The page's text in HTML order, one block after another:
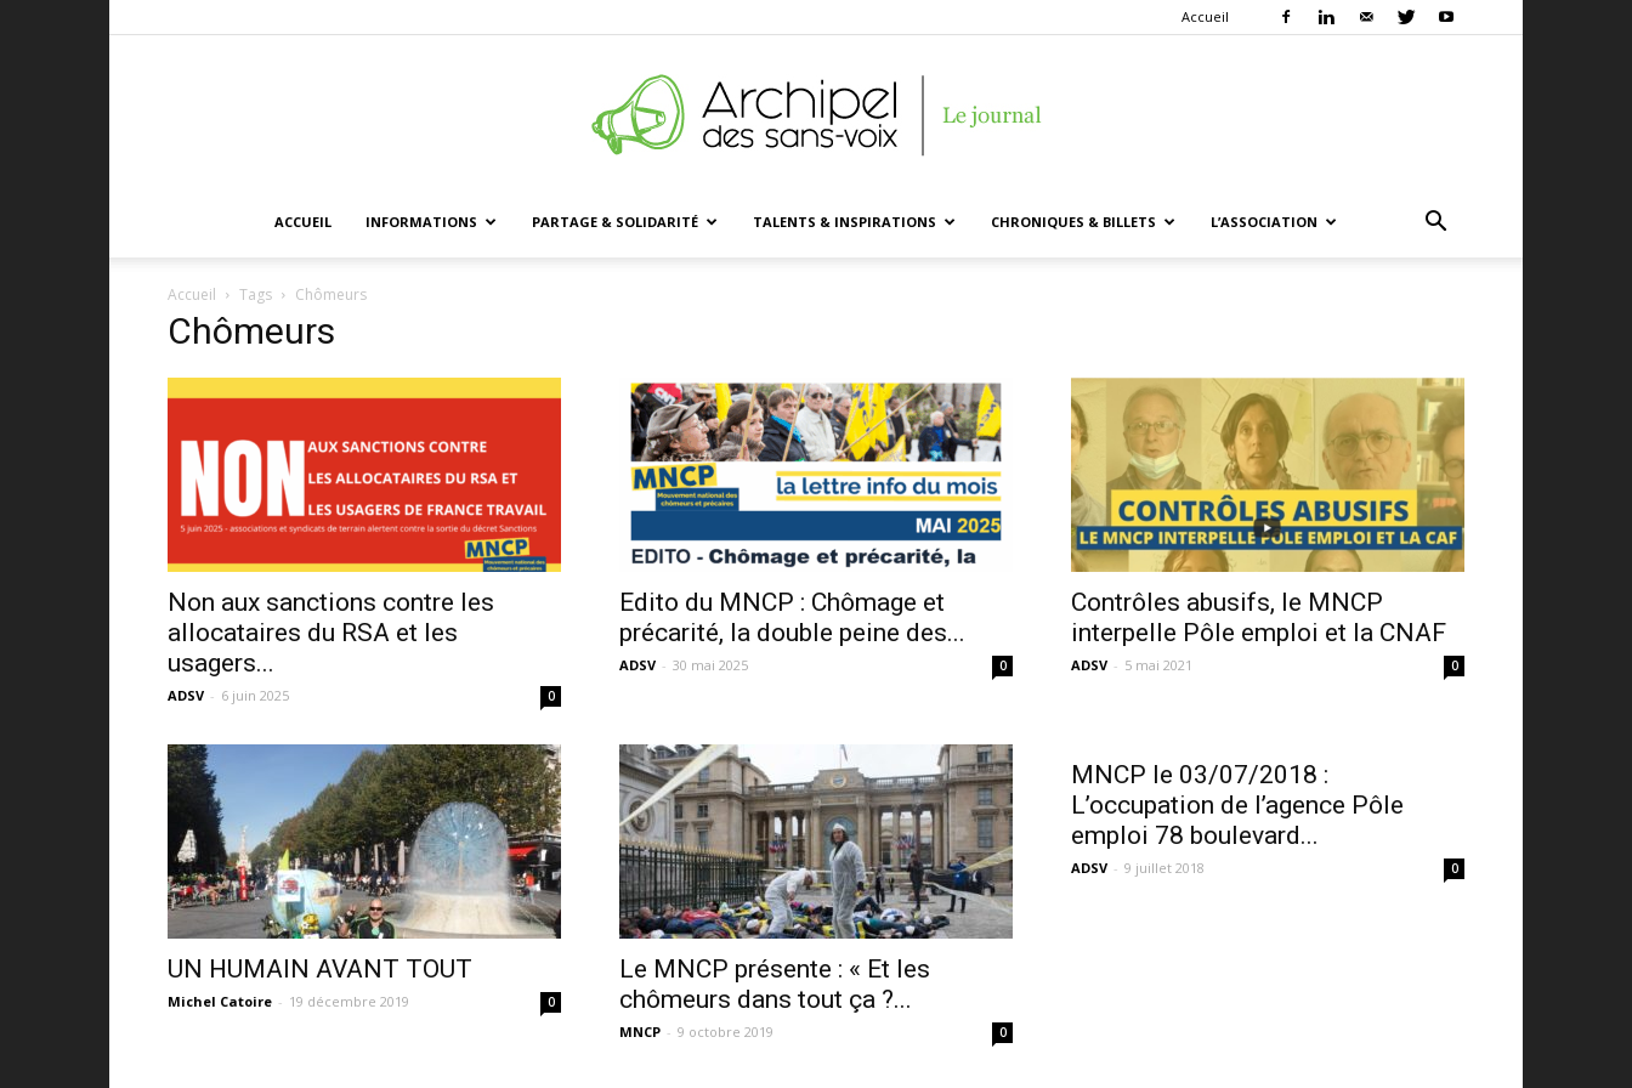
Accueil
des
sans-
ACCUEIL INFORMATIONS PARTAGE & SOLIDARITÉ TALENTS & INSPIRATIONS CHRONIQUES & BILLETS L’ASSOCIATION
Accueil Tags Chômeurs
Chômeurs
Non aux sanctions contre les
allocataires du RSA et les
usagers...
ADSV - 6 juin 2025 0
Edito du MNCP : Chômage et
précarité, la double peine des...
ADSV - 30 mai 2025 0
Contrôles abusifs, le MNCP
interpelle Pôle emploi et la CNAF
ADSV - 5 mai 2021 0
UN HUMAIN AVANT TOUT
Michel Catoire - 19 décembre 2019 0
Le MNCP présente : « Et les
chômeurs dans tout ça ?...
MNCP - 9 octobre 2019 0
MNCP le 03/07/2018 :
L’occupation de l’agence Pôle
emploi 78 boulevard...
ADSV - 9 juillet 2018 0